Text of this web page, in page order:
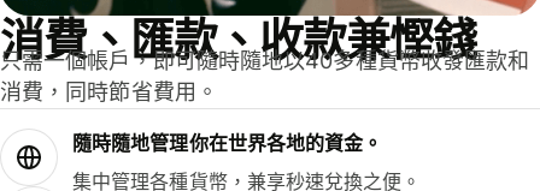
消費、匯款、收款兼慳錢
只需一個帳戶，即可隨時隨地以40多種貨幣收發匯款和
消費，同時節省費用。
隨時隨地管理你在世界各地的資金。
集中管理各種貨幣，兼享秒速兌換之便。